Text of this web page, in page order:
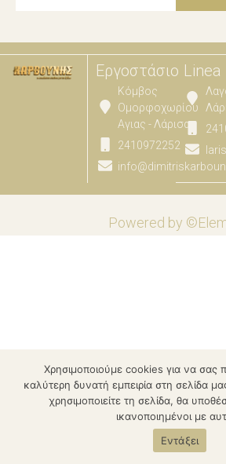
Εργοστάσιο
Κόμβος
Ομορφοχωρίου
Αγιας - Λάρισας
2410972252
Linea
Powered by
Χρησιμοποιούμε cookies για να σας
καλύτερη δυνατή εμπειρία στη σελίδα
χρησιμοποιείτε τη σελίδα, θα
ικανοποιημένοι με
Εντάξει